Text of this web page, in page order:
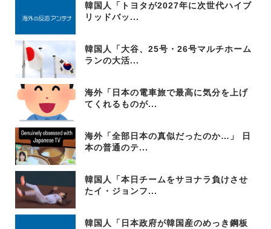
韓国人「トヨタが2027年に次世代ハイブ
リッドバッ...
韓国人「大谷、25号・26号マルチホーム
ランの大活...
海外「日本の電車旅で最高に気分を上げ
てくれるものが...
海外「全部日本の真似だったのか…」 日
本の普通のテ...
韓国人「本日チームをサヨナラ負けさせ
たイ・ジョンフ...
韓国人「日本政府が韓国産のめっき鋼板